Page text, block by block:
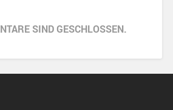
SIND GESCHLOSSEN.